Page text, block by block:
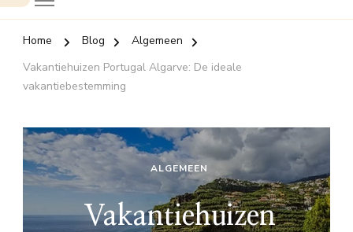
Home Blog
Algemeen
Vakantiehuizen Portugal Algarve: De ideale
vakantiebestemming
ALGEMEEN
Vakantiehuizen